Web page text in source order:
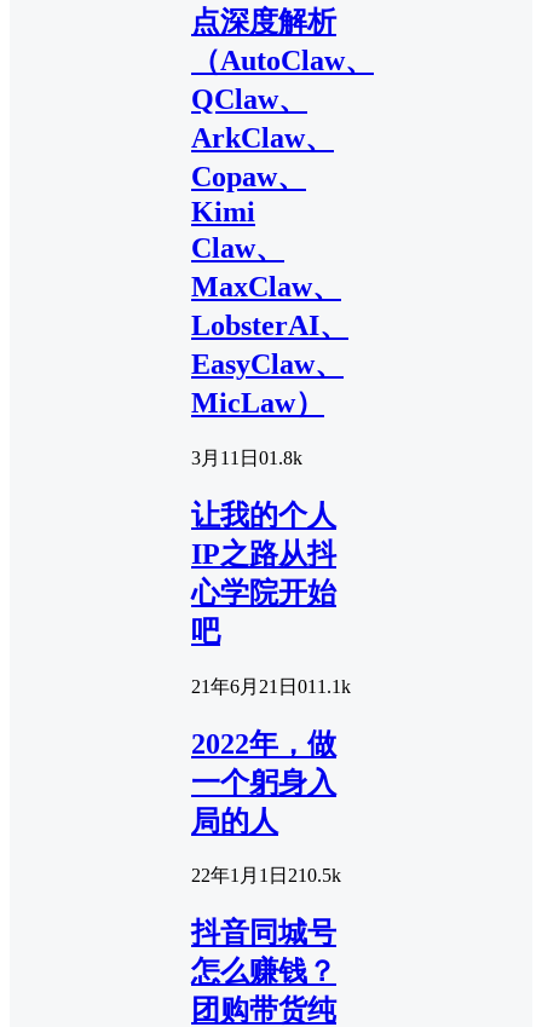
点深度解析
（AutoClaw、
QClaw、
ArkClaw、
Copaw、
Kimi
Claw、
MaxClaw、
LobsterAI、
EasyClaw、
MicLaw）
3月11日 01.8k
让我的个人
IP之路从抖
心学院开始
吧
21年6月21日 011.1k
2022年，做
一个躬身入
局的人
22年1月1日 210.5k
抖音同城号
怎么赚钱？
团购带货纯